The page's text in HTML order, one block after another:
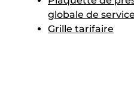
globale de service
Grille tarifaire